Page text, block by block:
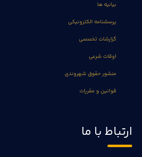
بیانیه ها
پرسشنامه الکترونیکی
گزارشات تخصصی
اوقات شرعی
منشور حقوق شهروندی
قوانین و مقررات
ارتباط با ما